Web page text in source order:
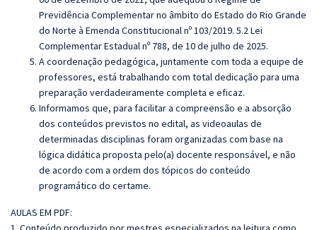
Previdência Complementar no âmbito do Estado do Rio Grande
do Norte à Emenda Constitucional nº 103/2019. 5.2 Lei
Complementar Estadual nº 788, de 10 de julho de 2025.
A coordenação pedagógica, juntamente com toda a equipe de
professores, está trabalhando com total dedicação para uma
preparação verdadeiramente completa e eficaz.
Informamos que, para facilitar a compreensão e a absorção
dos conteúdos previstos no edital, as videoaulas de
determinadas disciplinas foram organizadas com base na
lógica didática proposta pelo(a) docente responsável, e não
de acordo com a ordem dos tópicos do conteúdo
programático do certame.
AULAS EM PDF: